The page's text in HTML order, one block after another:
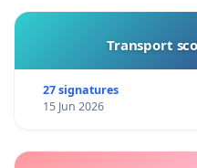
Transport
27 signatures
15 Jun 2026